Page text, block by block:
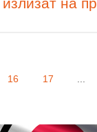
на
16 17 ...